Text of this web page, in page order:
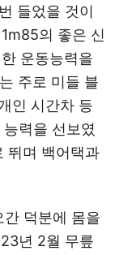
들었을 것이
의 좋은 신
운동능력을
주로 미들 블
인 시간차 등
력을 선보였
뛰며 백어택과
덕분에 몸을
년 2월 무릎